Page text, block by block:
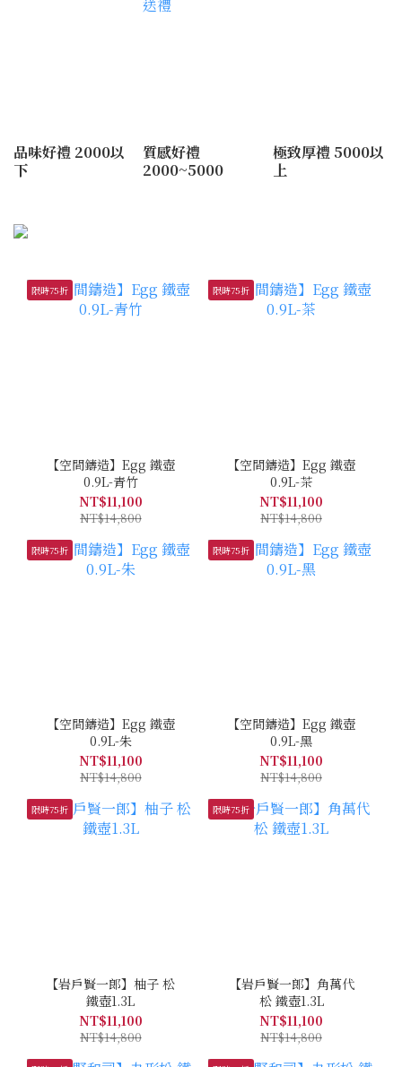
品味好禮 2000以
下
質感好禮
2000~5000
極致厚禮 5000以
上
限時75折
【空間鑄造】Egg 鐵壺
0.9L-青竹
NT$11,100
NT$14,800
限時75折
【空間鑄造】Egg 鐵壺
0.9L-茶
NT$11,100
NT$14,800
限時75折
【空間鑄造】Egg 鐵壺
0.9L-朱
NT$11,100
NT$14,800
限時75折
【空間鑄造】Egg 鐵壺
0.9L-黑
NT$11,100
NT$14,800
限時75折
【岩戶賢一郎】柚子 松
鐵壺1.3L
NT$11,100
NT$14,800
限時75折
【岩戶賢一郎】角萬代
松 鐵壺1.3L
NT$11,100
NT$14,800